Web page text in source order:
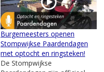
Burgemeesters openen
Stompwijkse Paardendagen
met optocht en ringsteken!
De Stompwijkse